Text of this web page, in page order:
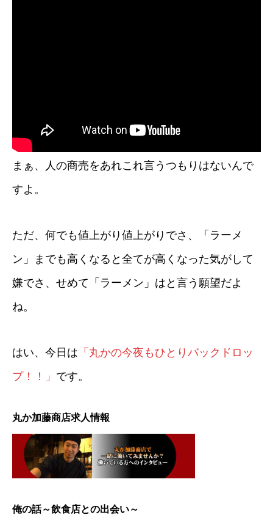
まぁ、人の商売をあれこれ言うつもりはないんで
すよ。
ただ、何でも値上がり値上がりでさ、「ラーメ
ン」までも高くなると全てが高くなった気がして
嫌でさ、せめて「ラーメン」はと言う願望だよ
ね。
はい、今日は 「丸かの今夜もひとりバックドロッ
プ！！」 です。
丸か加藤商店求人情報
俺の話～飲食店との出会い～